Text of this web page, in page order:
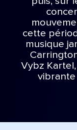
cette
musique
Vybz
vibrante